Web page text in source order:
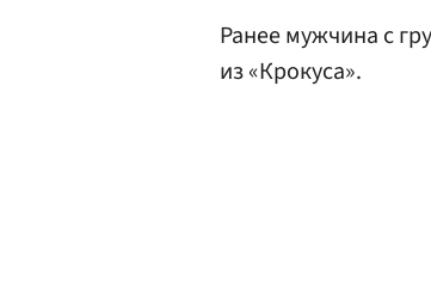
Ранее мужчина с
из «Крокуса».